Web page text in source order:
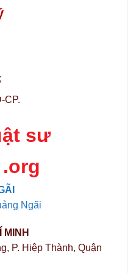
CP.
sư
Ngãi
MINH
P. Hiệp Thành, Quận